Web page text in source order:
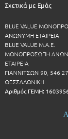
Σχετικά με Εμάς
BLUE VALUE
ΑΝΩΝΥΜΗ ΕΤΑΙΡΕΙΑ
BLUE VALUE Μ.Α.Ε.
ΜΟΝΟΠΡΟΣΩΠΗ
ΕΤΑΙΡΕΙΑ
ΓΙΑΝΝΙΤΣΩΝ 90, 546 27
ΘΕΣΣΑΛΟΝΙΚΗ
Αριθμός ΓΕΜΗ: